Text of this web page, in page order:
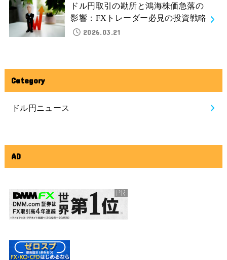
ドル円取引の勘所と鴻海株価急落の
影響：FXトレーダー必見の投資戦略
2026.03.21
Category
ドル円ニュース
AD